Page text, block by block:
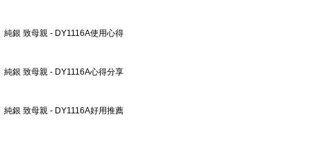
純銀 致母親 - DY1116A使用心得
純銀 致母親 - DY1116A心得分享
純銀 致母親 - DY1116A好用推薦